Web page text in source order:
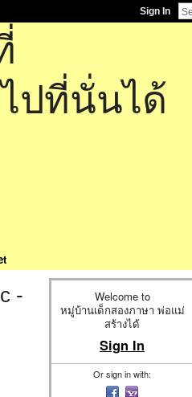
Sign In
ปที่นั่นได้
-
Welcome to
หมู่บ้านเด็กสองภาษา พ่อแม่
สร้างได้
Sign In
Or sign in with: